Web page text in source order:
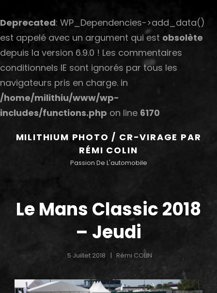
Deprecated: WP_Dependencies->add_data()
est appelé avec un argument qui est obsolète
depuis la version 6.9.0 ! Les commentaires
conditionnels IE sont ignorés par tous les
navigateurs pris en charge. in
/home/milithiu/www/wp-
includes/functions.php on line 6170
MILITHIUM PHOTO / CR-VIRAGE PAR
RÉMI COLIN
Passion De L'automobile
Le Mans Classic 2018
– Jeudi
5 Juillet 2018 Rémi COLIN